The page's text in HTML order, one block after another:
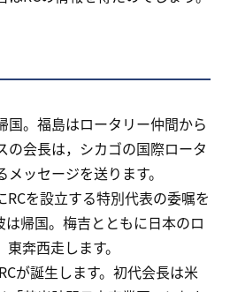
。福島はロータリー仲間から
の会長は，シカゴの国際ロータ
ッセージを送ります。
を設立する特別代表の委嘱を
は帰国。梅吉とともに日本のロ
奔西走します。
が誕生します。初代会長は米